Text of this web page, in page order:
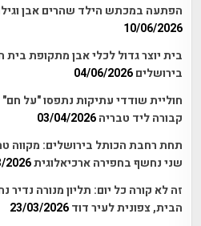
הפתעה במכתש הילד שהרים אבן וגילה
10/06/2026
בית יוצר גדול לכלי אבן מתקופת
בירושלים 04/06/2026
חוליית שודדי עתיקות נתפסו "על
קבורה ליד טבריה 03/04/2026
תחת רחבת הכותל בירושלים: מקווה
שני נחשף בחפירה ארכיאלוגית2026
זה לא קורה כל יום: תליון מנורה
הבית, צפונית לעיר דוד 23/03/2026